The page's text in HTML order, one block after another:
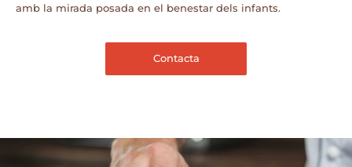
amb la mirada posada en el benestar dels infants.
Contacta